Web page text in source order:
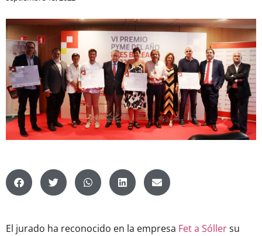
El jurado ha reconocido en la empresa Fet a Sóllersu